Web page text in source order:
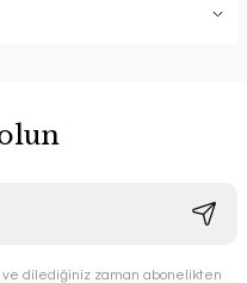
ve dilediğiniz zaman abonelikten